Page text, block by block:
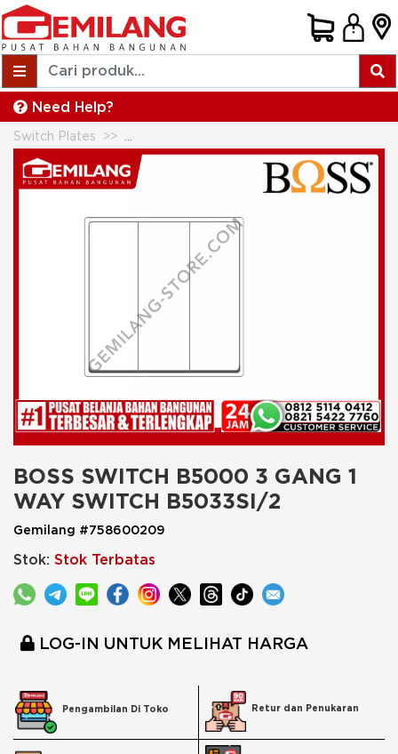
Need Help?
Switch Plates
BOSS SWITCH B5000 3 GANG 1
WAY SWITCH B5033SI/2
Gemilang #758600209
Stok: Stok Terbatas
LOG-IN UNTUK MELIHAT HARGA
Pengambilan Di Toko Retur dan Penukaran